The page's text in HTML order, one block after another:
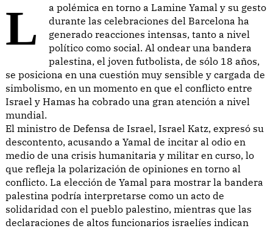
La polémica en torno a Lamine Yamal y su gesto
durante las celebraciones del Barcelona ha
generado reacciones intensas, tanto a nivel
político como social. Al ondear una bandera
palestina, el joven futbolista, de sólo 18 años,
se posiciona en una cuestión muy sensible y cargada de
simbolismo, en un momento en que el conflicto entre
Israel y Hamas ha cobrado una gran atención a nivel
mundial.
El ministro de Defensa de Israel, Israel Katz, expresó su
descontento, acusando a Yamal de incitar al odio en
medio de una crisis humanitaria y militar en curso, lo
que refleja la polarización de opiniones en torno al
conflicto. La elección de Yamal para mostrar la bandera
palestina podría interpretarse como un acto de
solidaridad con el pueblo palestino, mientras que las
declaraciones de altos funcionarios israelíes indican